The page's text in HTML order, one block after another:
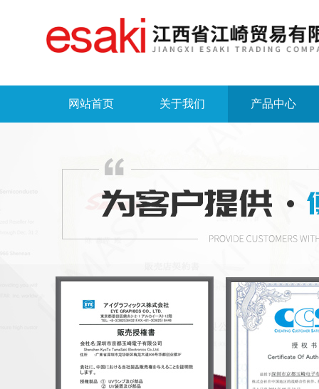
网站首页 关于我们 产品中心